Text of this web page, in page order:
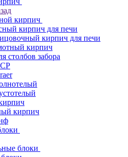
кирпич
кирпич для печи
кирпич для печи
кирпич
столбов забора
кирпич
блоки